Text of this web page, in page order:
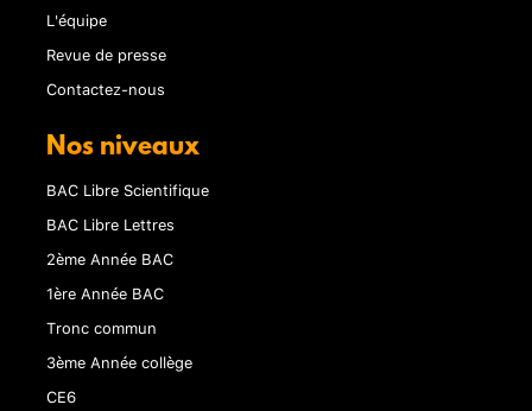
L'équipe
Revue de presse
Contactez-nous
Nos niveaux
BAC Libre Scientifique
BAC Libre Lettres
2ème Année BAC
1ère Année BAC
Tronc commun
3ème Année collège
CE6